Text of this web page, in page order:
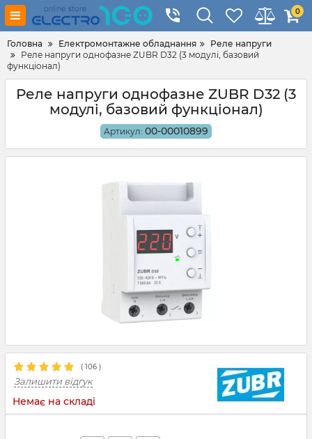
0
Головна Електромонтажне обладнання
Реле напруги
Реле напруги однофазне ZUBR D32 (3 модулі, базовий
функціонал)
Реле напруги однофазне ZUBR D32 (3
модулі, базовий функціонал)
Артикул: 00-00010899
( 106 )
Залишити відгук
Немає на складі